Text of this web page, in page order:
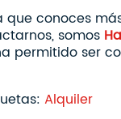
que conoces
somos
permitido ser
Alquiler